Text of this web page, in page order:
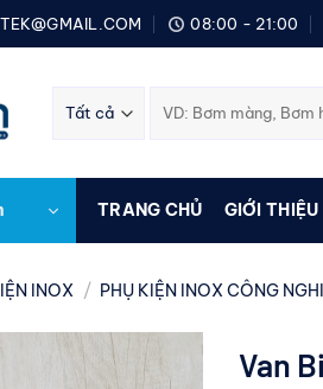
08:00 - 21:00
kiếm:
TRANG CHỦ GIỚI THIỆU
INOX / PHỤ KIỆN INOX CÔNG
Van